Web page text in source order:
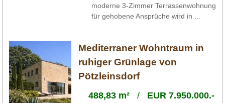
moderne 3-Zimmer Terrassenwohnung
für gehobene Ansprüche wird in ...
Mediterraner Wohntraum in
ruhiger Grünlage von
Pötzleinsdorf
488,83 m²/ EUR 7.950.000.-